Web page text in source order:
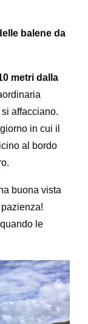
balene da
metri dalla
affacciano.
in cui il
al bordo
buona vista
le